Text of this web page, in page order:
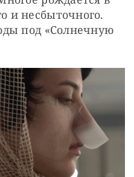
и несбыточного.
под «Солнечную